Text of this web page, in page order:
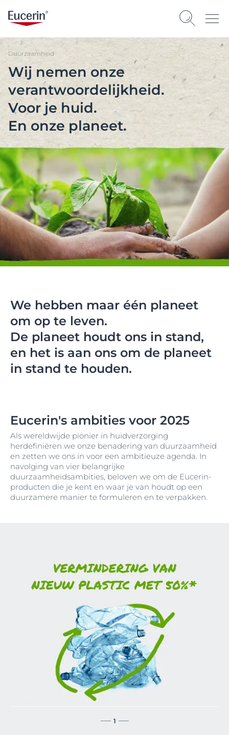
Duurzaamheid
Wij nemen onze
verantwoordelijkheid.
Voor je huid.
En onze planeet.
We hebben maar één planeet
om op te leven.
De planeet houdt ons in stand,
en het is aan ons om de planeet
in stand te houden.
Eucerin's ambities voor 2025
Als wereldwijde pionier in huidverzorging
herdefiniëren we onze benadering van duurzaamheid
en zetten we ons in voor een ambitieuze agenda. In
navolging van vier belangrijke
duurzaamheidsambities, beloven we om de Eucerin-
producten die je kent en waar je van houdt op een
duurzamere manier te formuleren en te verpakken.
1